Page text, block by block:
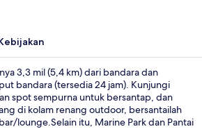
3,3 mil (5,4 km) dari bandara dan
bandara (tersedia 24 jam). Kunjungi
spot sempurna untuk bersantap, dan
di kolam renang outdoor, bersantailah
lounge.Selain itu, Marine Park dan Pantai